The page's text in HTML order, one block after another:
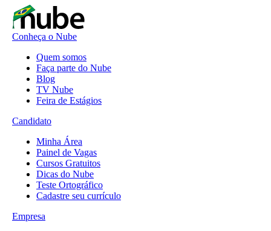
Conheça o Nube
Quem somos
Faça parte do Nube
Blog
TV Nube
Feira de Estágios
Candidato
Minha Área
Painel de Vagas
Cursos Gratuitos
Dicas do Nube
Teste Ortográfico
Cadastre seu currículo
Empresa